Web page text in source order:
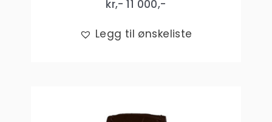
kr,- 11 000,-
Legg til ønskeliste